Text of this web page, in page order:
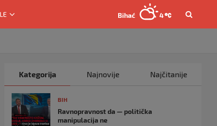
Bihać 4
Kategorija Najnovije Najčitanije
BIH
Ravnopravnost da — politička
manipulacija ne